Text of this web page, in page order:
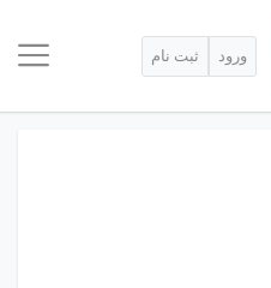
ورود ثبت نام